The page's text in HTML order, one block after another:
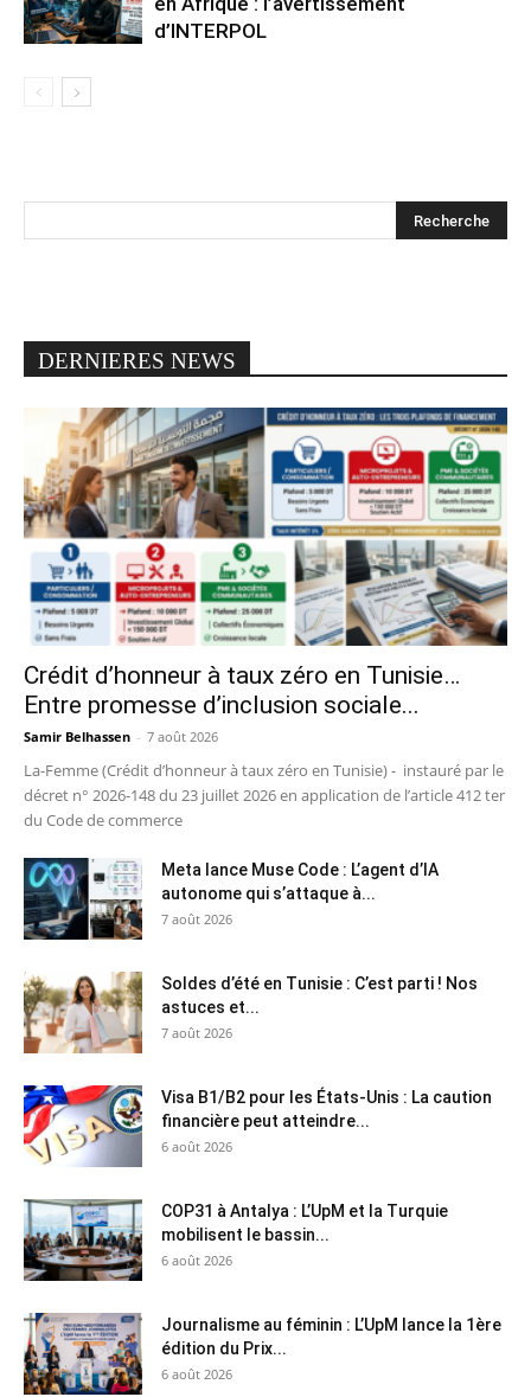
d’INTERPOL
DERNIERES NEWS
Crédit d’honneur à taux zéro en Tunisie…
Entre promesse d’inclusion sociale...
Samir Belhassen - 7 août 2026
La-Femme (Crédit d’honneur à taux zéro en Tunisie) - instauré par le
décret n° 2026-148 du 23 juillet 2026 en application de l’article 412 ter
du Code de commerce
Meta lance Muse Code : L’agent d’IA
autonome qui s’attaque à...
7 août 2026
Soldes d’été en Tunisie : C’est parti ! Nos
astuces et...
7 août 2026
Visa B1/B2 pour les États-Unis : La caution
financière peut atteindre...
6 août 2026
COP31 à Antalya : L’UpM et la Turquie
mobilisent le bassin...
6 août 2026
Journalisme au féminin : L’UpM lance la 1ère
édition du Prix...
6 août 2026